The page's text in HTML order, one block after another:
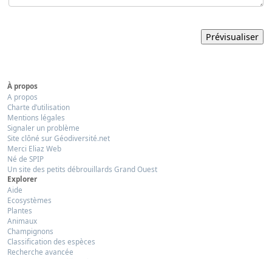
À propos
A propos
Charte d’utilisation
Mentions légales
Signaler un problème
Site clôné sur Géodiversité.net
Merci Eliaz Web
Né de SPIP
Un site des petits débrouillards Grand Ouest
Explorer
Aide
Ecosystèmes
Plantes
Animaux
Champignons
Classification des espèces
Recherche avancée